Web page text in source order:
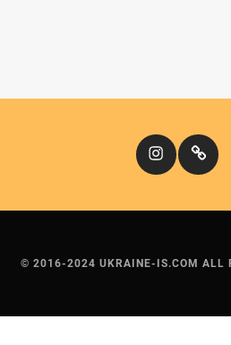
Instagram
© 2016-2024 UKRAINE-IS.COM ALL